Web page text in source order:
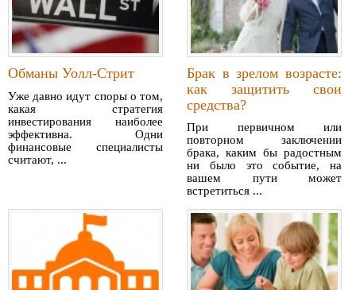
Обманы Уолл-Стрит
Уже давно идут споры о том,
какая стратегия
инвестирования наиболее
эффективна. Одни
финансовые специалисты
считают, ...
Брак в зрелом возрасте:
как защитить свои
средства?
При первичном или
повторном заключении
брака, каким бы радостным
ни было это событие, на
вашем пути может
встретиться ...